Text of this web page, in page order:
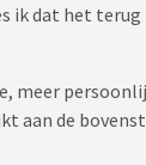
ik dat het
meer
aan de